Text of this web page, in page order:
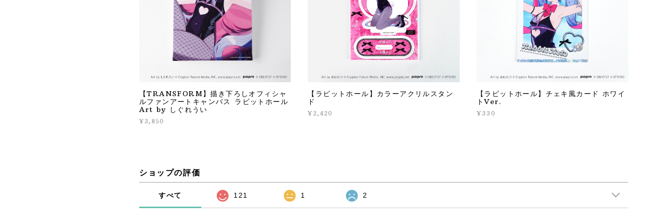
【TRANSFORM】描き下ろしオフィシャ
ルファンアートキャンバス ラビットホール
Art by しぐれうい
¥3,850
【ラビットホール】カラーアクリルスタン
ド
¥2,420
【ラビットホール】チェキ風カード ホワイ
トVer.
¥330
ショップの評価
すべて 121 1 2